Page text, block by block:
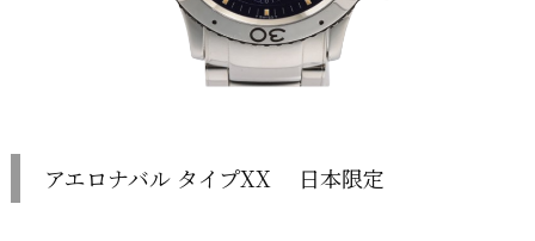
アエロナバル タイプXX 日本限定